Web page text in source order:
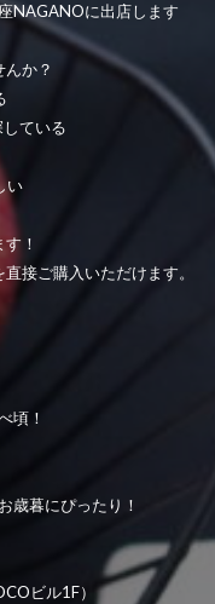
NAGANOに出店します
か？
ている
い
！
接ご購入いただけます。
頃！
歳暮にぴったり！
ビル1F）